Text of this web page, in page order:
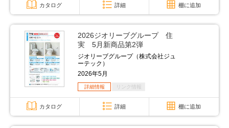
カタログ 詳細 棚に追加
2026ジオリーブグループ 住
実 5月新商品第2弾
ジオリーブグループ（株式会社ジュ
ーテック）
2026年5月
詳細情報 リンク情報
カタログ 詳細 棚に追加